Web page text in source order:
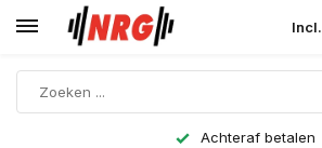
Incl.
Achteraf betalen